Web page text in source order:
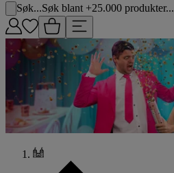
Søk...Søk blant +25.000 produkter...